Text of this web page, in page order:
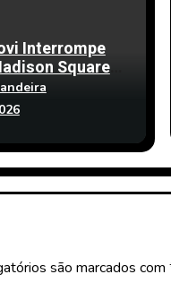
Interrompe
Square
de
Detalhes
são marcados com